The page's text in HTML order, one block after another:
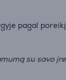
pagal poreikį
su savo